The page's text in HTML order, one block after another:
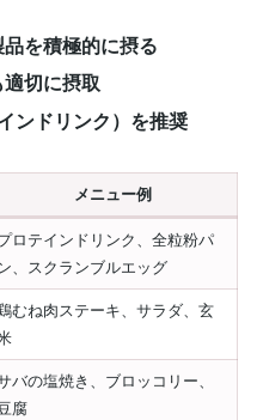
を積極的に摂る
切に摂取
ンドリンク）を推奨
メニュー例
ロテインドリンク、全粒粉パ
、スクランブルエッグ
むね肉ステーキ、サラダ、玄
バの塩焼き、ブロッコリー、
腐